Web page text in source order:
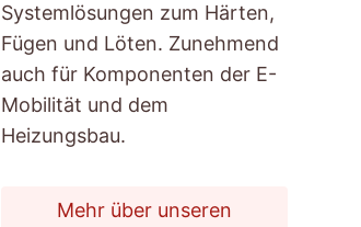
Systemlösungen zum Härten,
Fügen und Löten. Zunehmend
auch für Komponenten der E-
Mobilität und dem
Heizungsbau.
Mehr über unseren